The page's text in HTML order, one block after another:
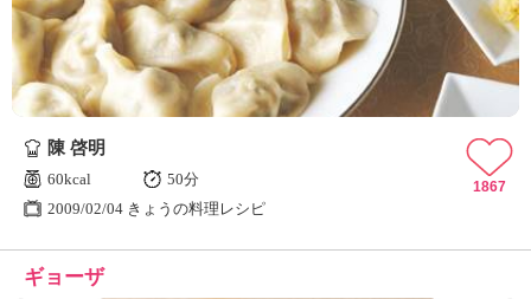
陳 啓明
60kcal
50分
2009/02/04 きょうの料理レシピ
1867
ギョーザ